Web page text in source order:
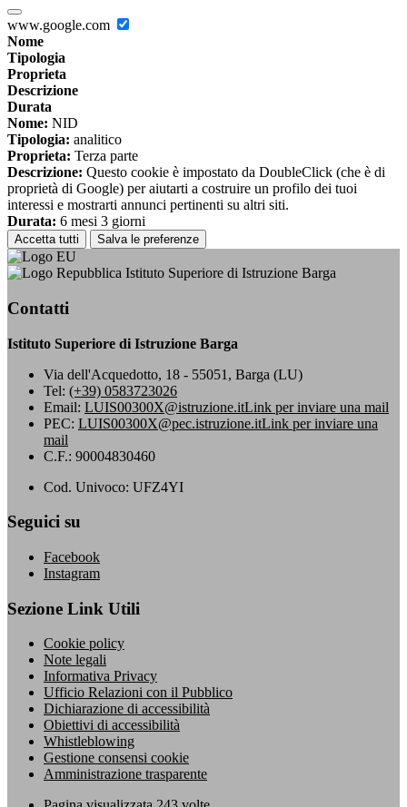
www.google.com
Nome
Tipologia
Proprieta
Descrizione
Durata
Nome: NID
Tipologia: analitico
Proprieta: Terza parte
Descrizione: Questo cookie è impostato da DoubleClick (che è di
proprietà di Google) per aiutarti a costruire un profilo dei tuoi
interessi e mostrarti annunci pertinenti su altri siti.
Durata: 6 mesi 3 giorni
Accetta tutti Salva le preferenze
Istituto Superiore di Istruzione Barga
Contatti
Istituto Superiore di Istruzione Barga
Via dell'Acquedotto, 18 - 55051, Barga (LU)
Tel: (+39) 0583723026
Email: LUIS00300X@istruzione.itLink per inviare una mail
PEC: LUIS00300X@pec.istruzione.itLink per inviare una
mail
C.F.: 90004830460
Cod. Univoco: UFZ4YI
Seguici su
Facebook
Instagram
Sezione Link Utili
Cookie policy
Note legali
Informativa Privacy
Ufficio Relazioni con il Pubblico
Dichiarazione di accessibilità
Obiettivi di accessibilità
Whistleblowing
Gestione consensi cookie
Amministrazione trasparente